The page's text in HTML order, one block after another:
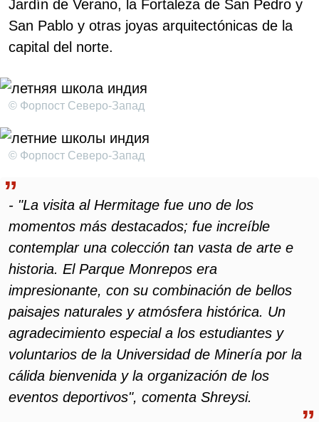
Jardín de Verano, la Fortaleza de San Pedro y
San Pablo y otras joyas arquitectónicas de la
capital del norte.
© Форпост Северо-Запад
© Форпост Северо-Запад
- "La visita al Hermitage fue uno de los
momentos más destacados; fue increíble
contemplar una colección tan vasta de arte e
historia. El Parque Monrepos era
impresionante, con su combinación de bellos
paisajes naturales y atmósfera histórica. Un
agradecimiento especial a los estudiantes y
voluntarios de la Universidad de Minería por la
cálida bienvenida y la organización de los
eventos deportivos", comenta Shreysi.